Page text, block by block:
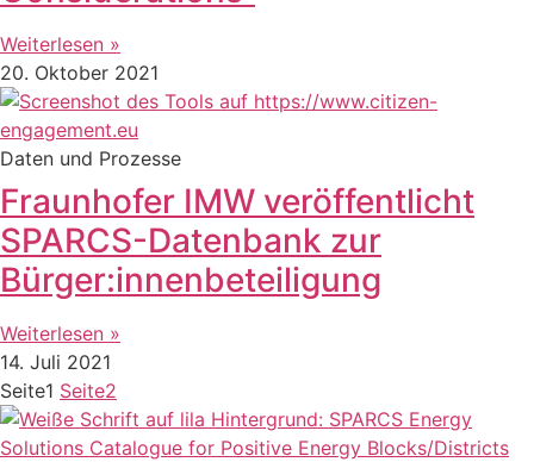
Weiterlesen »
20. Oktober 2021
Daten und Prozesse
Fraunhofer IMW veröffentlicht
SPARCS-Datenbank zur
Bürger:innenbeteiligung
Weiterlesen »
14. Juli 2021
Seite1 Seite2